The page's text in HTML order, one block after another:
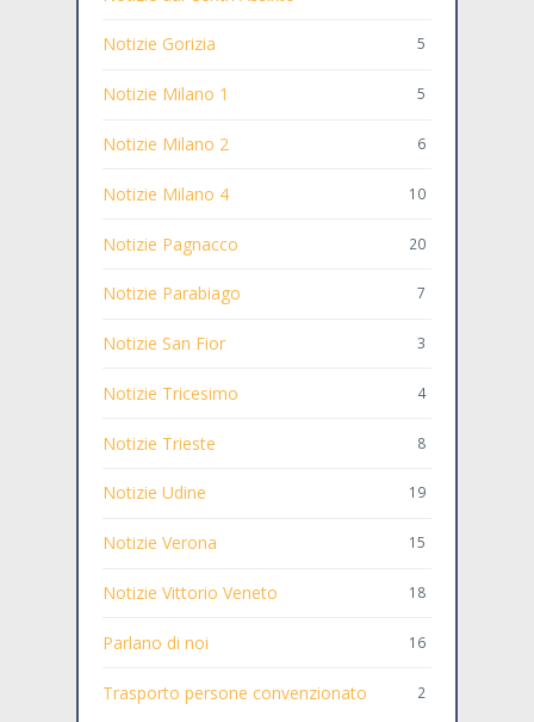
Notizie Gorizia 5
Notizie Milano 1 5
Notizie Milano 2 6
Notizie Milano 4 10
Notizie Pagnacco 20
Notizie Parabiago 7
Notizie San Fior 3
Notizie Tricesimo 4
Notizie Trieste 8
Notizie Udine 19
Notizie Verona 15
Notizie Vittorio Veneto 18
Parlano di noi 16
Trasporto persone convenzionato 2